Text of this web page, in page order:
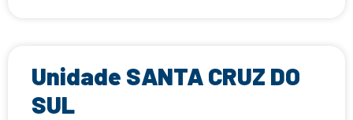
Unidade SANTA CRUZ DO
SUL